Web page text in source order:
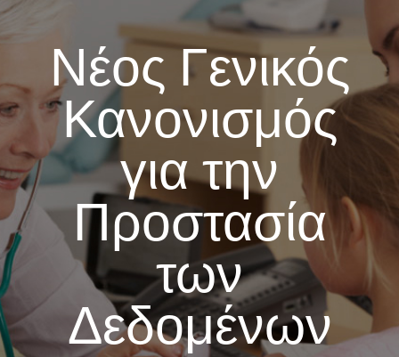
Νέος Γενικός
Κανονισμός
για την
Προστασία
των
Δεδομένων